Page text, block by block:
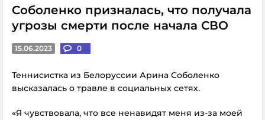
Соболенко призналась, что получала
угрозы смерти после начала СВО
15.06.2023 0
Теннисистка из Белоруссии Арина Соболенко
высказалась о травле в социальных сетях.
«Я чувствовала, что все ненавидят меня из-за моей